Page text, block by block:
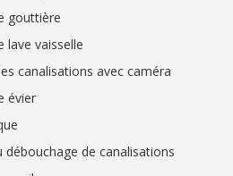
gouttière
lave vaisselle
canalisations avec caméra
évier
débouchage de canalisations